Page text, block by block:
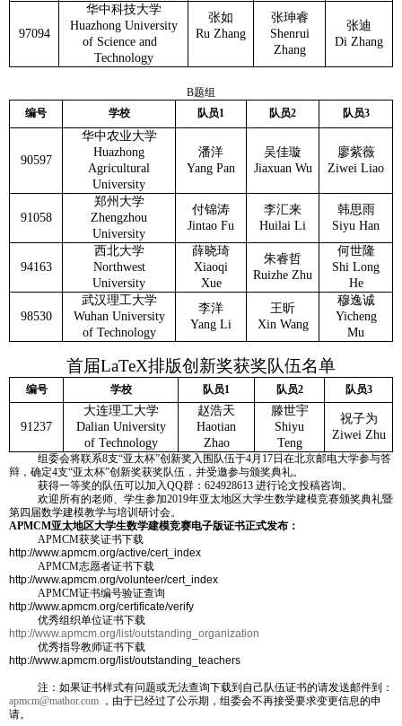
97094
华中科技大学
Huazhong University
of Science and
Technology
张如
Ru Zhang
张珅睿
Shenrui
Zhang
张迪
Di Zhang
B题组
编号
学校 队员1 队员2 队员3
90597
华中农业大学
Huazhong
Agricultural
University
潘洋
Yang Pan
吴佳璇
Jiaxuan Wu
廖紫薇
Ziwei Liao
91058
郑州大学
Zhengzhou
University
付锦涛
Jintao Fu
李汇来
Huilai Li
韩思雨
Siyu Han
94163
西北大学
Northwest
University
薛晓琦
Xiaoqi
Xue
朱睿哲
Ruizhe Zhu
何世隆
Shi Long
He
98530
武汉理工大学
Wuhan University
of Technology
李洋
Yang Li
王昕
Xin Wang
穆逸诚
Yicheng
Mu
首届LaTeX排版创新奖获奖队伍名单
编号 学校 队员1 队员2 队员3
91237
大连理工大学
Dalian University
of Technology
赵浩天
Haotian
Zhao
滕世宇
Shiyu
Teng
祝子为
Ziwei Zhu
组委会将联系8支“亚太杯”创新奖入围队伍于4月17日在北京邮电大学参与答
辩，确定4支“亚太杯”创新奖获奖队伍，并受邀参与颁奖典礼。
获得一等奖的队伍可以加入QQ群：624928613 进行论文投稿咨询。
欢迎所有的老师、学生参加2019年亚太地区大学生数学建模竞赛颁奖典礼暨
第四届数学建模教学与培训研讨会。
APMCM亚太地区大学生数学建模竞赛电子版证书正式发布：
APMCM获奖证书下载
http://www.apmcm.org/active/cert_index
APMCM志愿者证书下载
http://www.apmcm.org/volunteer/cert_index
APMCM证书编号验证查询
http://www.apmcm.org/certificate/verify
优秀组织单位证书下载
http://www.apmcm.org/list/outstanding_organization
优秀指导教师证书下载
http://www.apmcm.org/list/outstanding_teachers
注：如果证书样式有问题或无法查询下载到自己队伍证书的请发送邮件到：
apmcm@mathor.com ，由于已经过了公示期，组委会不再接受要求变更信息的申
请。